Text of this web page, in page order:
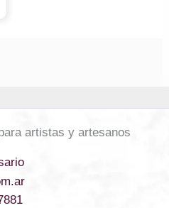
artistas y artesanos